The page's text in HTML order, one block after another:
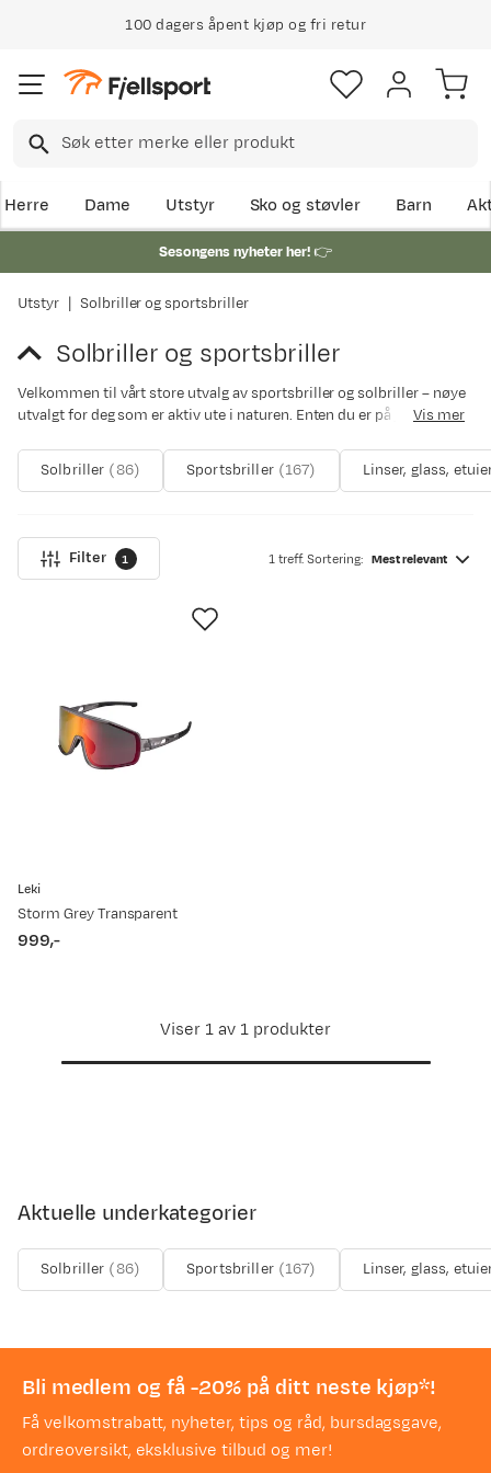
100 dagers åpent kjøp og fri retur
Herre Dame Utstyr Sko og støvler Barn
Sesongens nyheter her!👉
Utstyr Solbriller og sportsbriller
Solbriller og sportsbriller
Velkommen til vårt store utvalg av sportsbriller og solbriller – nøye
utvalgt for deg som er aktiv ute i naturen. Enten du er på jakt etter
hverdagsbruk i solen. Her finner du modeller som kombinerer
komfort, funksjon og beskyttelse i én kategori.
beskyttelse til fotokromatiske linser som tilpasser seg
lysforholdene, og du kan enkelt filtrere etter merke og bruksområde
som passer ditt behov. Utforsk produktene nedenfor og finn dine
neste sportsbriller eller solbriller – perfekt for både trening og fritid.
Vis mer
Solbriller (86) Sportsbriller (167) Linser, glass,
Filter 1 1 treff. Sortering: Mest relevant
Leki
Storm Grey Transparent
price
999,-
Viser 1 av 1 produkter
Aktuelle underkategorier
Solbriller (86) Sportsbriller (167) Linser, glass,
Bli medlem og få -20% på ditt neste kjøp*!
Få velkomstrabatt, nyheter, tips og råd, bursdagsgave,
ordreoversikt, eksklusive tilbud og mer!